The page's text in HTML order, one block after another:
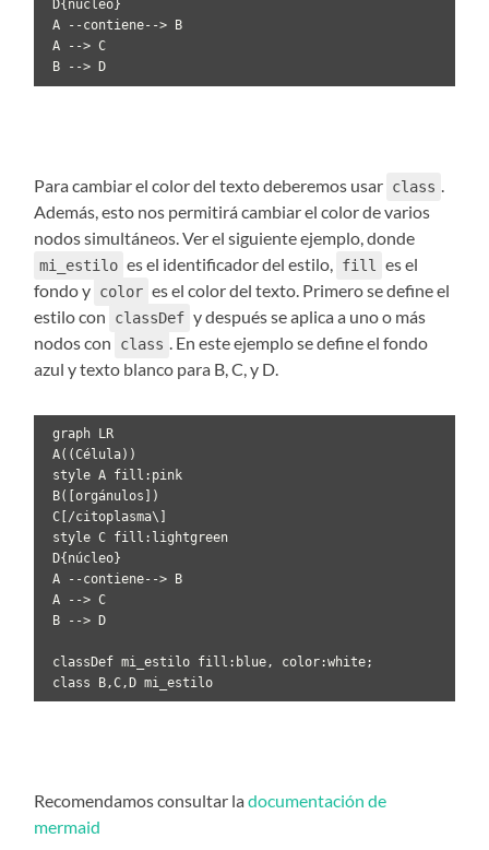
B --> D
Para cambiar el color del texto deberemos usar class .
Además, esto nos permitirá cambiar el color de varios
nodos simultáneos. Ver el siguiente ejemplo, donde
mi_estilo es el identificador del estilo, fill
es el
fondo y color es el color del texto. Primero se define el
estilo con
classDef y después se aplica a uno o más
nodos con
class . En este ejemplo se define el fondo
azul y texto blanco para B, C, y D.
class B,C,D mi_estilo
Recomendamos consultar ladocumentación de
mermaid